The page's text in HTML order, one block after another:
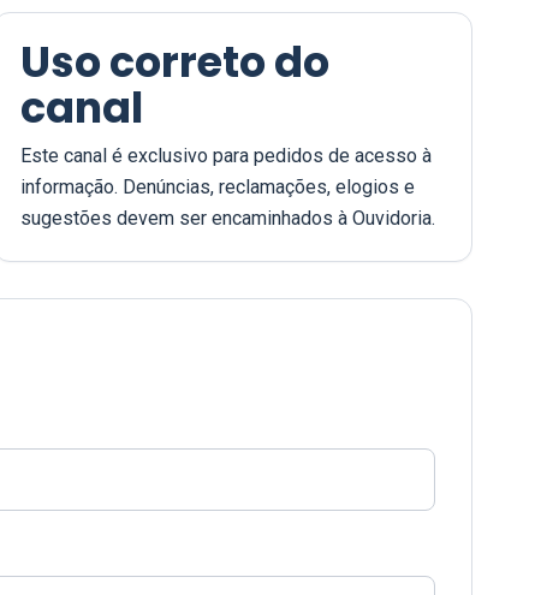
Uso correto do
canal
Este canal é exclusivo para pedidos de acesso à
informação. Denúncias, reclamações, elogios e
sugestões devem ser encaminhados à Ouvidoria.